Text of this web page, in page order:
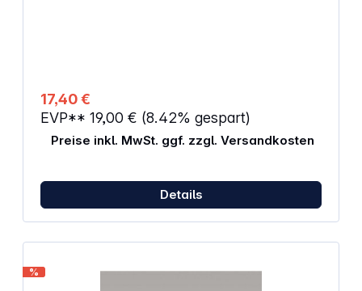
17,40 €
EVP** 19,00 € (8.42% gespart)
Preise inkl. MwSt. ggf. zzgl. Versandkosten
Details
%